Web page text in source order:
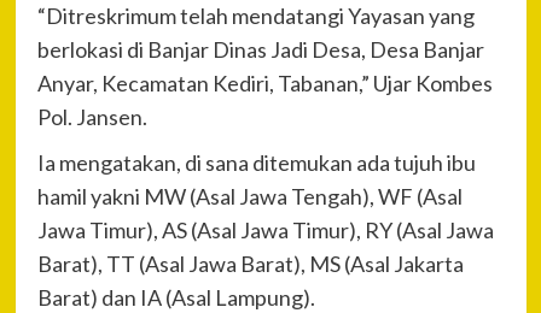
“Ditreskrimum telah mendatangi Yayasan yang
berlokasi di Banjar Dinas Jadi Desa, Desa Banjar
Anyar, Kecamatan Kediri, Tabanan,” Ujar Kombes
Pol. Jansen.
Ia mengatakan, di sana ditemukan ada tujuh ibu
hamil yakni MW (Asal Jawa Tengah), WF (Asal
Jawa Timur), AS (Asal Jawa Timur), RY (Asal Jawa
Barat), TT (Asal Jawa Barat), MS (Asal Jakarta
Barat) dan IA (Asal Lampung).